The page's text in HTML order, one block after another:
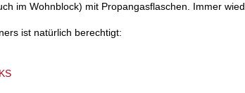
im Wohnblock) mit Propangasflaschen. Immer
ist natürlich berechtigt: